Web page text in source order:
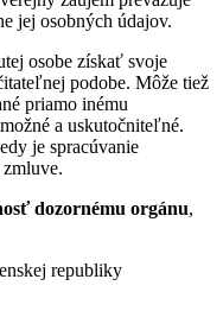
jej osobných údajov.
osobe získať svoje
podobe. Môže tiež
priamo inému
a uskutočniteľné.
je spracúvanie
dozornému orgánu,
republiky